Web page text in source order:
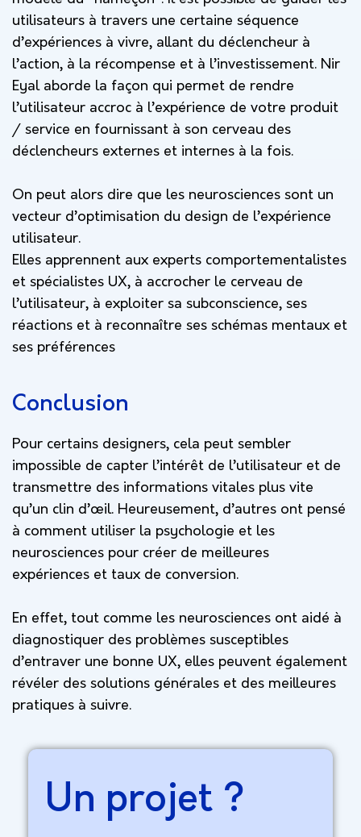
utilisateurs à travers une certaine séquence
d’expériences à vivre, allant du déclencheur à
l’action, à la récompense et à l’investissement. Nir
Eyal aborde la façon qui permet de rendre
l’utilisateur accroc à l’expérience de votre produit
/ service en fournissant à son cerveau des
déclencheurs externes et internes à la fois.
On peut alors dire que les neurosciences sont un
vecteur d’optimisation du design de l’expérience
utilisateur.
Elles apprennent aux experts comportementalistes
et spécialistes UX, à accrocher le cerveau de
l’utilisateur, à exploiter sa subconscience, ses
réactions et à reconnaître ses schémas mentaux et
ses préférences
Conclusion
Pour certains designers, cela peut sembler
impossible de capter l’intérêt de l’utilisateur et de
transmettre des informations vitales plus vite
qu’un clin d’œil. Heureusement, d’autres ont pensé
à comment utiliser la psychologie et les
neurosciences pour créer de meilleures
expériences et taux de conversion.
En effet, tout comme les neurosciences ont aidé à
diagnostiquer des problèmes susceptibles
d’entraver une bonne UX, elles peuvent également
révéler des solutions générales et des meilleures
pratiques à suivre.
Un projet ?